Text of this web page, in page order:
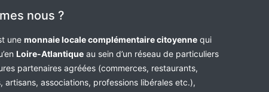
nous ?
une monnaie locale complémentaire citoyenne qui
Loire-Atlantique au sein d’un réseau de particuliers
partenaires agréées (commerces, restaurants,
artisans, associations, professions libérales etc.),